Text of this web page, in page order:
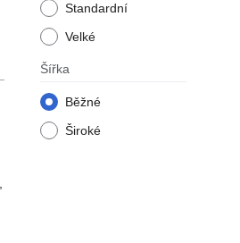
Standardní
Velké
Šířka
Běžné
Široké